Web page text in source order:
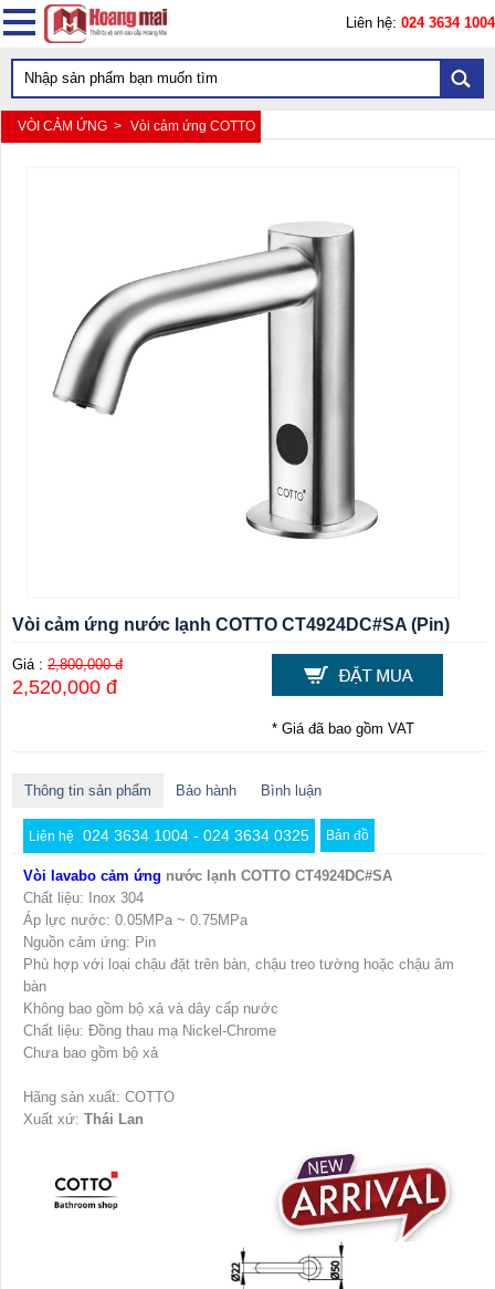
Liên hệ: 024 3634 1004
VÒI CẢM ỨNG > Vòi cảm ứng COTTO
Vòi cảm ứng nước lạnh COTTO CT4924DC#SA (Pin)
Giá : 2,800,000 đ
2,520,000 đ
* Giá đã bao gồm VAT
Thông tin sản phẩm Bảo hành Bình luận
Liên hệ 024 3634 1004 - 024 3634 0325 Bản đồ
Vòi lavabo cảm ứng nước lạnh COTTO CT4924DC#SA
Chất liệu: Inox 304
Áp lực nước: 0.05MPa ~ 0.75MPa
Nguồn cảm ứng: Pin
Phù hợp với loại chậu đặt trên bàn, chậu treo tường hoặc chậu âm
bàn
Không bao gồm bộ xả và dây cấp nước
Chất liệu: Đồng thau mạ Nickel-Chrome
Chưa bao gồm bộ xả
Hãng sản xuất: COTTO
Xuất xứ: Thái Lan